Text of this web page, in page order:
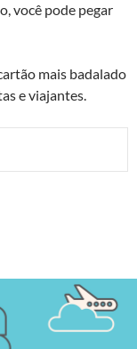
você pode pegar
mais badalado
e viajantes.